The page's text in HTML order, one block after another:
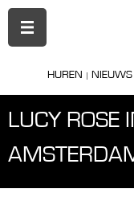
HUREN NIEUWS
PRIMAIR
MENU
LUCY ROSE